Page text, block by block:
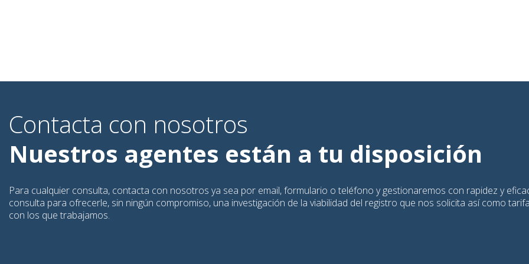
Contacta con nosotros
Nuestros agentes están a tu disposición
Para cualquier consulta, contacta con nosotros ya sea por email, formulario o teléfono y gestionaremos con rapidez y
consulta para ofrecerle, sin ningún compromiso, una investigación de la viabilidad del registro que nos solicita así como
con los que trabajamos.